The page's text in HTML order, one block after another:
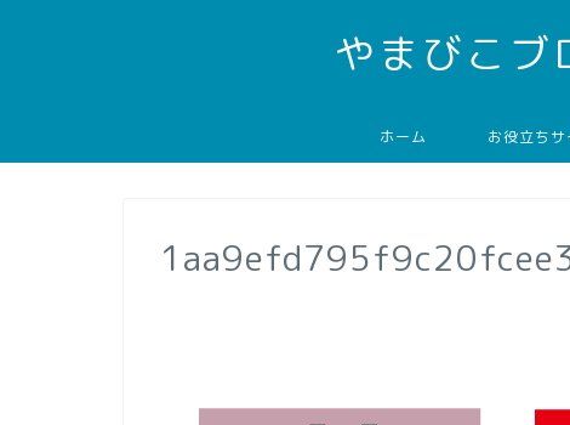
やまびこブ
ホーム お役立ちサ